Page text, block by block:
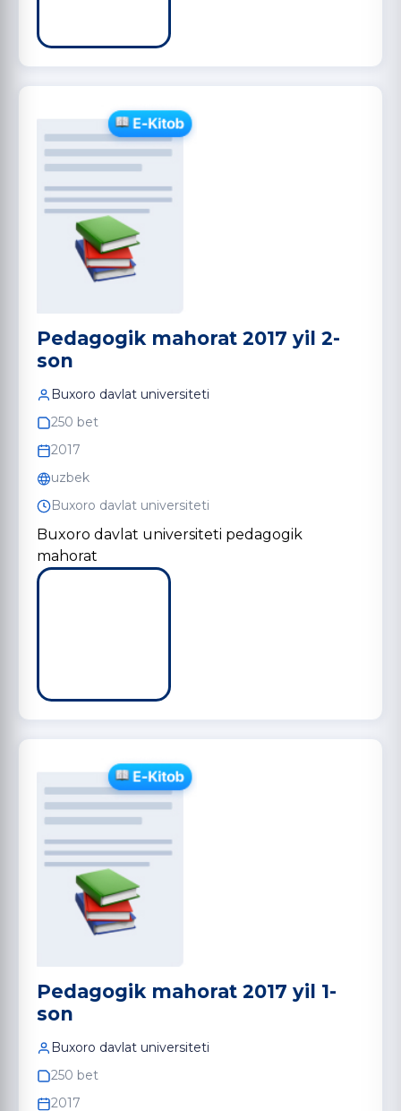
Pedagogik mahorat 2017 yil 2-
son
Buxoro davlat universiteti
250 bet
2017
uzbek
Buxoro davlat universiteti
Buxoro davlat universiteti pedagogik
mahorat
Pedagogik mahorat 2017 yil 1-
son
Buxoro davlat universiteti
250 bet
2017